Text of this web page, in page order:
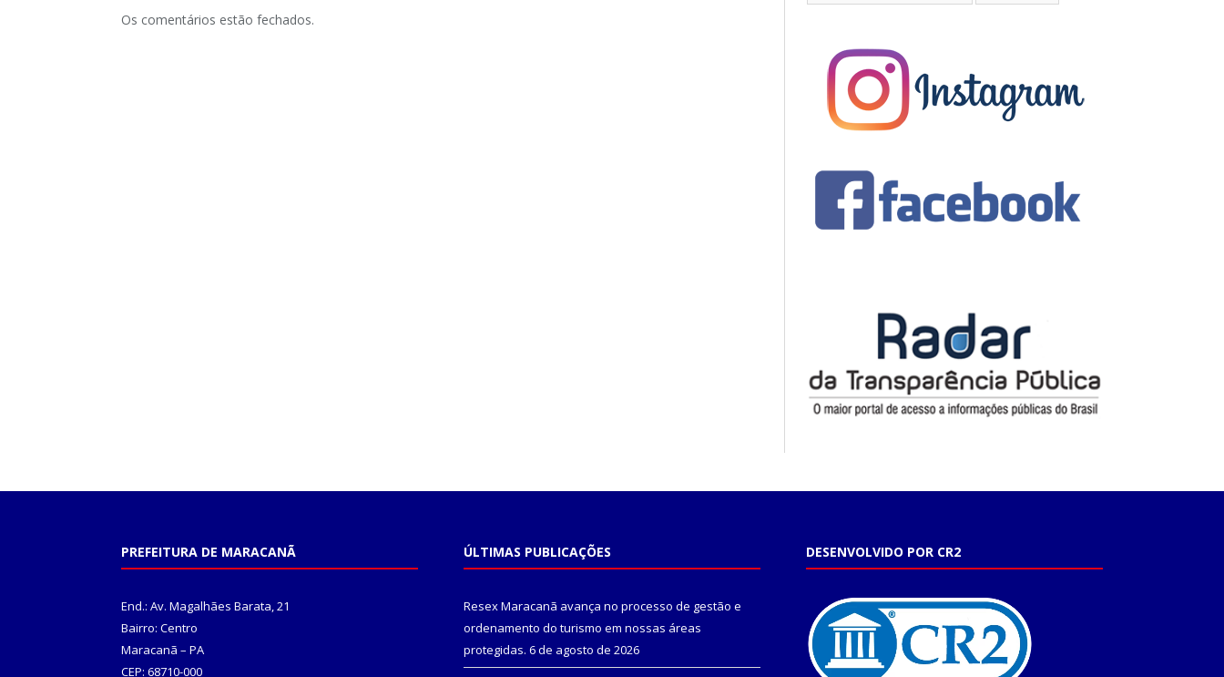
Os comentários estão fechados.
PREFEITURA DE MARACANÃ
End.: Av. Magalhães Barata, 21
Bairro: Centro
Maracanã – PA
CEP: 68710-000
ÚLTIMAS PUBLICAÇÕES
Resex Maracanã avança no processo de gestão e
ordenamento do turismo em nossas áreas
protegidas. 6 de agosto de 2026
DESENVOLVIDO POR CR2